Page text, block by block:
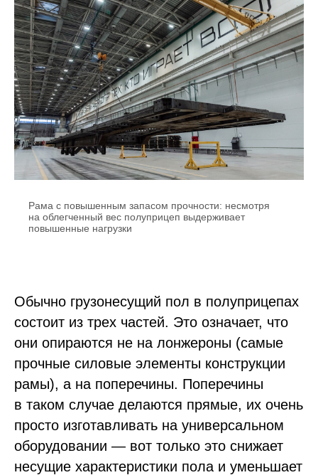
Рама с повышенным запасом прочности: несмотря
на облегченный вес полуприцеп выдерживает
повышенные нагрузки
Обычно грузонесущий пол в полуприцепах
состоит из трех частей. Это означает, что
они опираются не на лонжероны (самые
прочные силовые элементы конструкции
рамы), а на поперечины. Поперечины
в таком случае делаются прямые, их очень
просто изготавливать на универсальном
оборудовании — вот только это снижает
несущие характеристики пола и уменьшает